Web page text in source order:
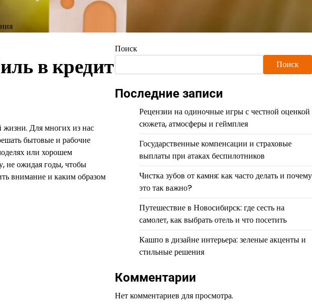
в кредит
жизни. Для многих из нас
бытовые и рабочие
или хорошем
не ожидая годы, чтобы
внимание и каким образом
Поиск
Поиск
Последние записи
Рецензии на одиночные игры с честной оценкой
сюжета, атмосферы и геймплея
Государственные компенсации и страховые
выплаты при атаках беспилотников
Чистка зубов от камня: как часто делать и почему
это так важно?
Путешествие в Новосибирск: где сесть на
самолет, как выбрать отель и что посетить
Кашпо в дизайне интерьера: зеленые акценты и
стильные решения
Комментарии
Нет комментариев для просмотра.